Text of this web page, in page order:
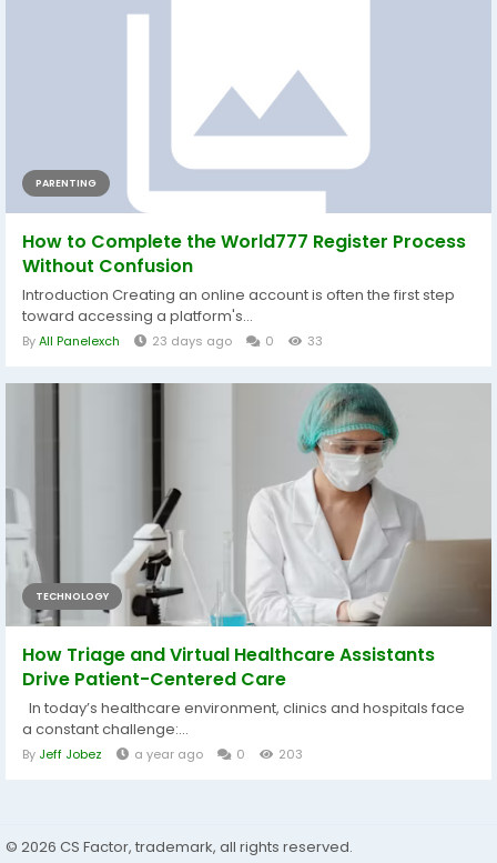
PARENTING
How to Complete the World777 Register Process
Without Confusion
Introduction Creating an online account is often the first step
toward accessing a platform's...
ByAll Panelexch 23 days ago 0 33
TECHNOLOGY
How Triage and Virtual Healthcare Assistants
Drive Patient-Centered Care
In today’s healthcare environment, clinics and hospitals face
a constant challenge:...
By Jeff Jobez a year ago 0 203
© 2026 CS Factor, trademark, all rights reserved.